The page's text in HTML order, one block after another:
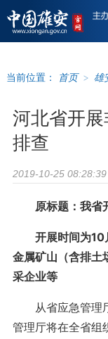
当前位置： 首页 > 雄
河北省开
排查
2019-10-25 08:28:39
原标题：我省
开展时间为10
金属矿山（含排土
采企业等
从省应急管理厅
管理厅将在全省组